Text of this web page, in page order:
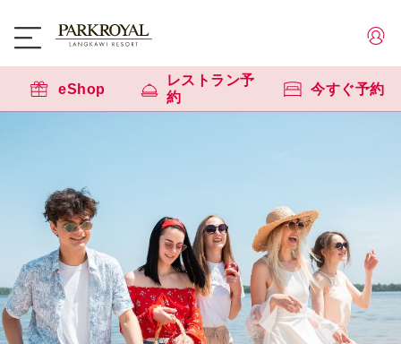
eShop
レストラン予
約
今すぐ予約